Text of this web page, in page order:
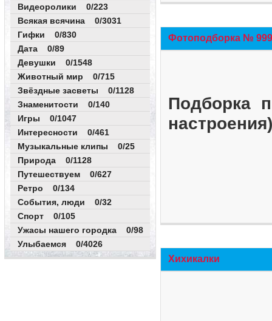
Видеоролики 0/223
Всякая всячина 0/3031
Гифки 0/830
Дата 0/89
Девушки 0/1548
Животный мир 0/715
Звёздные засветы 0/1128
Знаменитости 0/140
Игры 0/1047
Интересности 0/461
Музыкальные клипы 0/25
Природа 0/1128
Путешествуем 0/627
Ретро 0/134
События, люди 0/32
Спорт 0/105
Ужасы нашего городка 0/98
Улыбаемся 0/4026
Фотоподборка №
Подборка
Хихикалки